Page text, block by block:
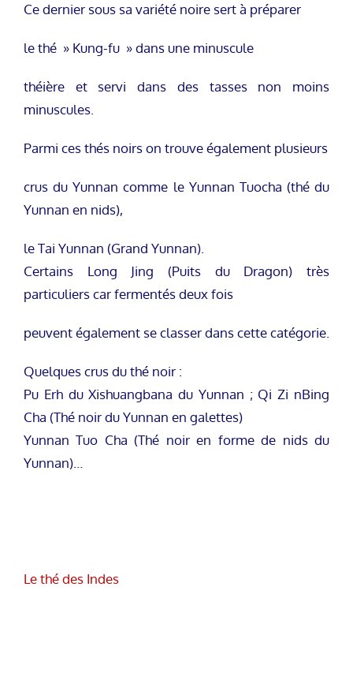
Ce dernier sous sa variété noire sert à préparer
le thé » Kung-fu » dans une minuscule
théière et servi dans des tasses non moins
minuscules.
Parmi ces thés noirs on trouve également plusieurs
crus du Yunnan comme le Yunnan Tuocha (thé du
Yunnan en nids),
le Tai Yunnan (Grand Yunnan).
Certains Long Jing (Puits du Dragon) très
particuliers car fermentés deux fois
peuvent également se classer dans cette catégorie.
Quelques crus du thé noir :
Pu Erh du Xishuangbana du Yunnan ; Qi Zi nBing
Cha (Thé noir du Yunnan en galettes)
Yunnan Tuo Cha (Thé noir en forme de nids du
Yunnan)…
Le thé des Indes